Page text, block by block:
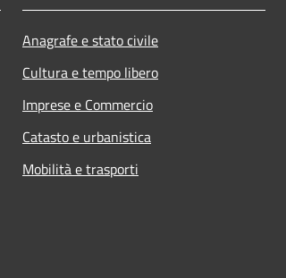
Anagrafe e stato civile
Cultura e tempo libero
Imprese e Commercio
Catasto e urbanistica
Mobilità e trasporti